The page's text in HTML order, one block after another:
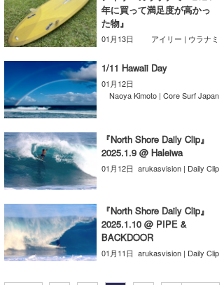
年に買って満足度が高かっ
た物』
01月13日 アイリー | ウラナミ
1/11 Hawaii Day
01月12日
Naoya Kimoto | Core Surf Japan
『North Shore Daily Clip』
2025.1.9 @ Haleiwa
01月12日 arukasvision | Daily Clip
『North Shore Daily Clip』
2025.1.10 @ PIPE &
BACKDOOR
01月11日 arukasvision | Daily Clip
wanda
予報士 hiro.
banpaku
Mr.K
chappy
Romisea